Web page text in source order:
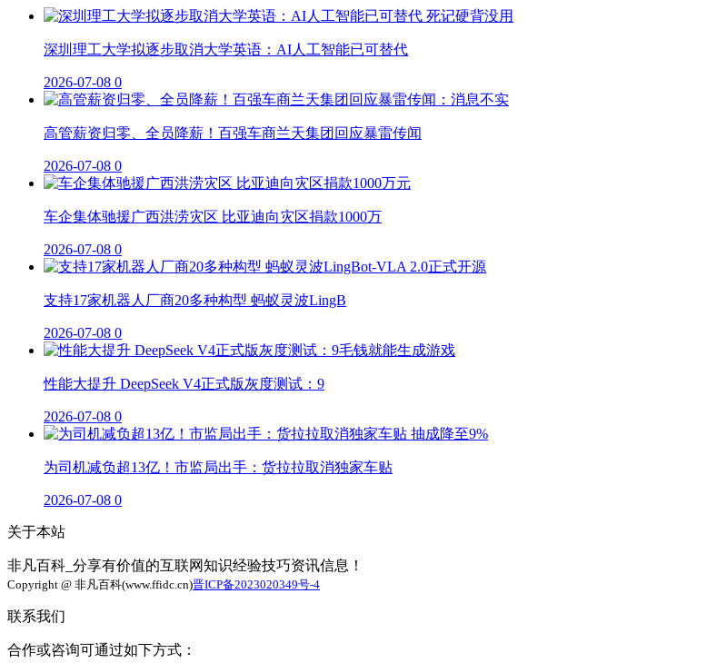
深圳理工大学拟逐步取消大学英语：AI人工智能已可替代
2026-07-08 0
高管薪资归零、全员降薪！百强车商兰天集团回应暴雷传闻
2026-07-08 0
车企集体驰援广西洪涝灾区 比亚迪向灾区捐款1000万
2026-07-08 0
支持17家机器人厂商20多种构型 蚂蚁灵波LingB
2026-07-08 0
性能大提升 DeepSeek V4正式版灰度测试：9
2026-07-08 0
为司机减负超13亿！市监局出手：货拉拉取消独家车贴
2026-07-08 0
关于本站
非凡百科_分享有价值的互联网知识经验技巧资讯信息！
Copyright @ 非凡百科(www.ffidc.cn)晋ICP备2023020349号-4
联系我们
合作或咨询可通过如下方式：